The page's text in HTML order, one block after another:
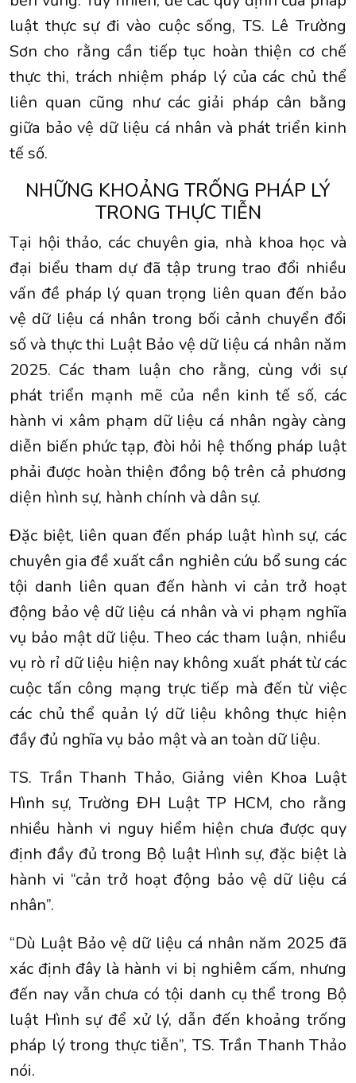
luật thực sự đi vào cuộc sống, TS. Lê Trường
Sơn cho rằng cần tiếp tục hoàn thiện cơ chế
thực thi, trách nhiệm pháp lý của các chủ thể
liên quan cũng như các giải pháp cân bằng
giữa bảo vệ dữ liệu cá nhân và phát triển kinh
tế số.
NHỮNG KHOẢNG TRỐNG PHÁP LÝ
TRONG THỰC TIỄN
Tại hội thảo, các chuyên gia, nhà khoa học và
đại biểu tham dự đã tập trung trao đổi nhiều
vấn đề pháp lý quan trọng liên quan đến bảo
vệ dữ liệu cá nhân trong bối cảnh chuyển đổi
số và thực thi Luật Bảo vệ dữ liệu cá nhân năm
2025. Các tham luận cho rằng, cùng với sự
phát triển mạnh mẽ của nền kinh tế số, các
hành vi xâm phạm dữ liệu cá nhân ngày càng
diễn biến phức tạp, đòi hỏi hệ thống pháp luật
phải được hoàn thiện đồng bộ trên cả phương
diện hình sự, hành chính và dân sự.
Đặc biệt, liên quan đến pháp luật hình sự, các
chuyên gia đề xuất cần nghiên cứu bổ sung các
tội danh liên quan đến hành vi cản trở hoạt
động bảo vệ dữ liệu cá nhân và vi phạm nghĩa
vụ bảo mật dữ liệu. Theo các tham luận, nhiều
vụ rò rỉ dữ liệu hiện nay không xuất phát từ các
cuộc tấn công mạng trực tiếp mà đến từ việc
các chủ thể quản lý dữ liệu không thực hiện
đầy đủ nghĩa vụ bảo mật và an toàn dữ liệu.
TS. Trần Thanh Thảo, Giảng viên Khoa Luật
Hình sự, Trường ĐH Luật TP HCM, cho rằng
nhiều hành vi nguy hiểm hiện chưa được quy
định đầy đủ trong Bộ luật Hình sự, đặc biệt là
hành vi “cản trở hoạt động bảo vệ dữ liệu cá
nhân”.
“Dù Luật Bảo vệ dữ liệu cá nhân năm 2025 đã
xác định đây là hành vi bị nghiêm cấm, nhưng
đến nay vẫn chưa có tội danh cụ thể trong Bộ
luật Hình sự để xử lý, dẫn đến khoảng trống
pháp lý trong thực tiễn”, TS. Trần Thanh Thảo
nói.